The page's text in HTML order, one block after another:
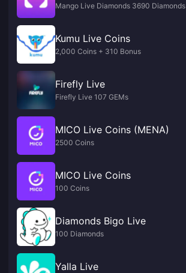
Mango Live Diamonds 3690 Diamonds
Kumu Live Coins
2,000 Coins + 310 Bonus
Firefly Live
Firefly Live 107 GEMs
MICO Live Coins (MENA)
2500 Coins
MICO Live Coins
100 Coins
Diamonds Bigo Live
100 Diamonds
Yalla Live